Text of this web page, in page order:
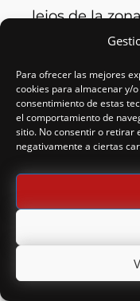
Para ofrecer las mejores
cookies para almacenar y/
consentimiento de estas
el comportamiento de
sitio. No consentir o retirar
negativamente a ciertas
lejos de la
aceite de
evacuación
mecanizado.
reduce la
posterior
de corte